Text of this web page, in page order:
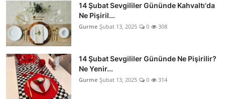
14 Şubat Sevgililer Gününde Kahvaltı'da
Ne Pişiril...
Gurme Şubat 13, 2025 0 308
14 Şubat Sevgililer Gününde Ne Pişirilir?
Ne Yenir...
Gurme Şubat 13, 2025 0 314